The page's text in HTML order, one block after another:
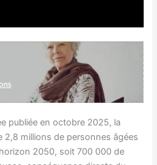
publiée en octobre 2025, la
2,8 millions de personnes âgées
2050, soit 700 000 de